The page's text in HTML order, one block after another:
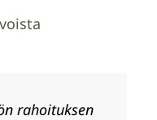
rahoituksen